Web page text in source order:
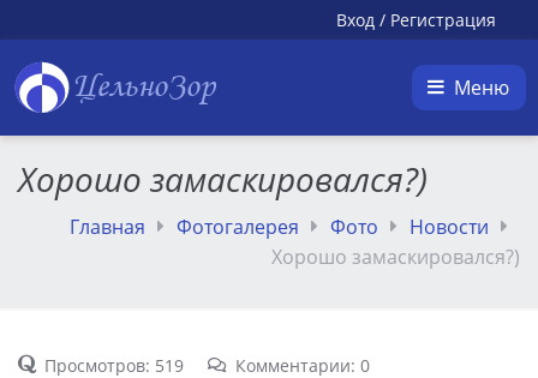
Вход / Регистрация
ЦельноЗор Меню
Хорошо замаскировался?)
Главная Фотогалерея Фото
Новости
Хорошо замаскировался?)
Просмотров: 519
Комментарии: 0